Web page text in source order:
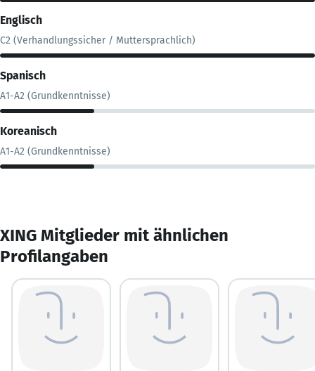
Englisch
C2 (Verhandlungssicher / Muttersprachlich)
Spanisch
A1-A2 (Grundkenntnisse)
Koreanisch
A1-A2 (Grundkenntnisse)
XING Mitglieder mit ähnlichen
Profilangaben